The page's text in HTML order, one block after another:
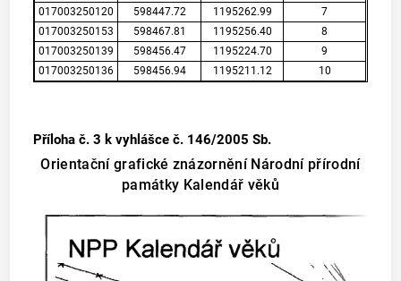
017003250120
598447.72 1195262.99
7
017003250153
598467.81 1195256.40
8
017003250139
598456.47 1195224.70
9
017003250136
598456.94 1195211.12 10
Příloha č. 3 k vyhlášce č. 146/2005 Sb.
Orientační grafické znázornění Národní přírodní
památky Kalendář věků